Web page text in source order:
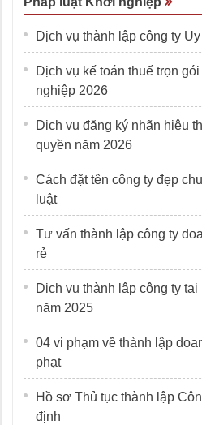
Dịch vụ thành lập công ty
Dịch vụ kế toán thuế trọn
nghiệp 2026
Dịch vụ đăng ký nhãn hiệu
quyền năm 2026
Cách đặt tên công ty đẹp
luật
Tư vấn thành lập công ty
rẻ
Dịch vụ thành lập công ty
năm 2025
04 vi phạm về thành lập
phạt
Hồ sơ Thủ tục thành lập
định